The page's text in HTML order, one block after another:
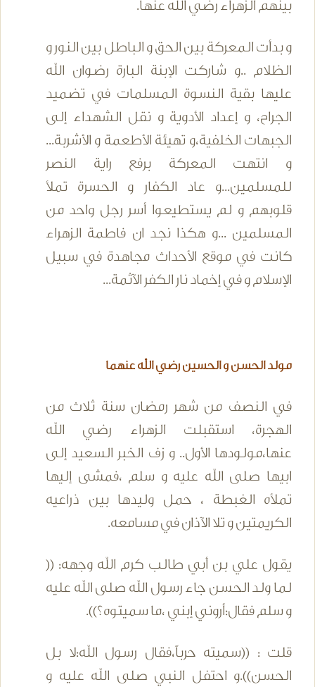
بينهم الزهراء رضي الله عنها.
و بدأت المعركة بين الحق و الباطل بين النور و
الظلام ..و شاركت الإبنة البارة رضوان الله
عليها بقية النسوة المسلمات في تضميد
الجراح، و إعداد الأدوية و نقل الشهداء إلى
الجبهات الخلفية،و تهيئة الأطعمة و الأشربة...
و انتهت المعركة برفع راية النصر
للمسلمين...و عاد الكفار و الحسرة تملأ
قلوبهم و لم يستطيعوا أسر رجل واحد من
المسلمين ...و هكذا نجد ان فاطمة الزهراء
كانت في موقع الأحداث مجاهدة في سبيل
الإسلام و في إخماد نار الكفر الآثمة...
مولد الحسن و الحسين رضي الله عنهما
في النصف من شهر رمضان سنة ثلاث من
الهجرة، استقبلت الزهراء رضي الله
عنها،مولودها الأول.. و زف الخبر السعيد إلى
ابيها صلى الله عليه و سلم ،فمشى إليها
تملأه الغبطة ، حمل وليدها بين ذراعيه
الكريمتين و تلا الآذان في مسامعه.
يقول علي بن أبي طالب كرم الله وجهه: ((
لما ولد الحسن جاء رسول الله صلى الله عليه
و سلم فقال:أروني إبني ،ما سميتوه؟)).
قلت : ((سميته حرباً،فقال رسول الله:لا بل
الحسن)).و احتفل النبي صلى الله عليه و